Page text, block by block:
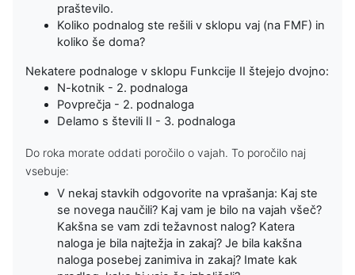
praštevilo.
Koliko podnalog ste rešili v sklopu vaj (na FMF) in
koliko še doma?
Nekatere podnaloge v sklopu Funkcije II štejejo dvojno:
N-kotnik - 2. podnaloga
Povprečja - 2. podnaloga
Delamo s števili II - 3. podnaloga
Do roka morate oddati poročilo o vajah. To poročilo naj
vsebuje:
V nekaj stavkih odgovorite na vprašanja: Kaj ste
se novega naučili? Kaj vam je bilo na vajah všeč?
Kakšna se vam zdi težavnost nalog? Katera
naloga je bila najtežja in zakaj? Je bila kakšna
naloga posebej zanimiva in zakaj? Imate kak